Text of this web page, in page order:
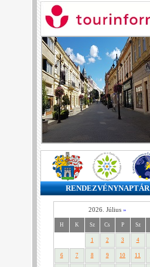
RENDEZVÉNYNAPTÁR
2026. Július »
H K Sz Cs P Sz
1 2 3 4
6 7 8 9 10 11